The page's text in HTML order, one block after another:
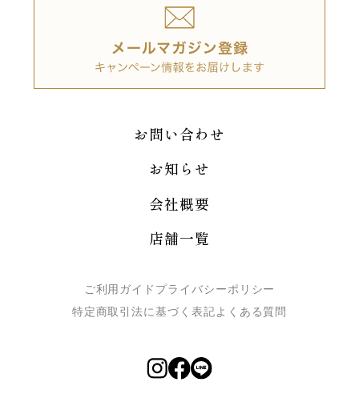
お問い合わせ
お知らせ
会社概要
店舗一覧
ご利用ガイド プライバシーポリシー
特定商取引法に基づく表記よくある質問